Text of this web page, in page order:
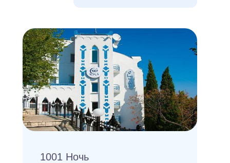
1001 Ночь